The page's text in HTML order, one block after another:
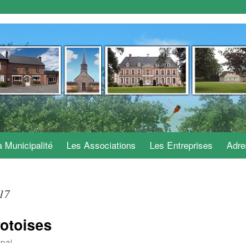
Municipalité Les Associations Les Entreprises